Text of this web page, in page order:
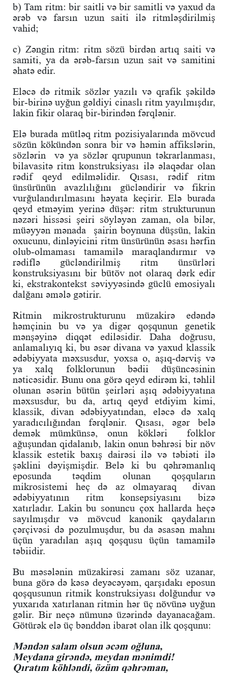
b) Tam ritm: bir saitli və bir samitli və yaxud da
ərəb və farsın uzun saiti ilə ritmləşdirilmiş
vahid;
c) Zəngin ritm: ritm sözü birdən artıq saiti və
samiti, ya da ərəb-farsın uzun sait və samitini
əhatə edir.
Eləcə də ritmik sözlər yazılı və qrafik şəkildə
bir-birinə uyğun gəldiyi cinaslı ritm yayılmışdır,
lakin fikir olaraq bir-birindən fərqlənir.
Elə burada mütləq ritm pozisiyalarında mövcud
sözün kökündən sonra bir və həmin affikslərin,
sözlərin və ya sözlər qrupunun təkrarlanması,
bilavasitə ritm konstruksiyası ilə əlaqədar olan
rədif qeyd edilməlidir. Qısası, rədif ritm
ünsürünün avazlılığını gücləndirir və fikrin
vurğulandırılmasını həyata keçirir. Elə burada
qeyd etməyim yerinə düşər: ritm strukturunun
nəzəri hissəsi şeiri söyləyən zaman, ola bilər,
müəyyən mənada şairin boynuna düşsün, lakin
oxucunu, dinləyicini ritm ünsürünün əsası hərfin
olub-olmaması tamamilə maraqlandırmır və
rədiflə gücləndirilmiş ritm ünsürləri
konstruksiyasını bir bütöv not olaraq dərk edir
ki, ekstrakontekst səviyyəsində güclü emosiyalı
dalğanı əmələ gətirir.
Ritmin mikrostrukturunu müzakirə edəndə
həmçinin bu və ya digər qoşqunun genetik
mənşəyinə diqqət ediləsidir. Daha doğrusu,
anlamalıyıq ki, bu əsər divana və yaxud klassik
ədəbiyyata məxsusdur, yoxsa o, aşıq-dərviş və
ya xalq folklorunun bədii düşüncəsinin
nəticəsidir. Bunu ona görə qeyd edirəm ki, təhlil
olunan əsərin bütün şeirləri aşıq ədəbiyyatına
məxsusdur, bu da, artıq qeyd etdiyim kimi,
klassik, divan ədəbiyyatından, eləcə də xalq
yaradıcılığından fərqlənir. Qısası, əgər belə
demək mümkünsə, onun kökləri folklor
ağuşundan qidalanıb, lakin onun bəhrəsi bir növ
klassik estetik baxış dairəsi ilə və təbiəti ilə
şəklini dəyişmişdir. Belə ki bu qəhrəmanlıq
eposunda təqdim olunan qoşquların
mikrosistemi heç də az olmayaraq divan
ədəbiyyatının ritm konsepsiyasını bizə
xatırladır. Lakin bu sonuncu çox hallarda heçə
sayılmışdır və mövcud kanonik qaydaların
çərçivəsi də pozulmuşdur, bu da əsasən mahnı
üçün yaradılan aşıq qoşqusu üçün tamamilə
təbiidir.
Bu məsələnin müzakirəsi zamanı söz uzanar,
buna görə də kəsə deyəcəyəm, qarşıdakı eposun
qoşqusunun ritmik konstruksiyası dolğundur və
yuxarıda xatırlanan ritmin hər üç növünə uyğun
gəlir. Bir neçə nümunə üzərində dayanacağam.
Götürək elə üç bənddən ibarət olan ilk qoşqunu:
Məndən salam olsun əcəm oğluna,
Meydana girəndə, meydan mənimdi!
Qıratım köhləndi, özüm qəhrəman,